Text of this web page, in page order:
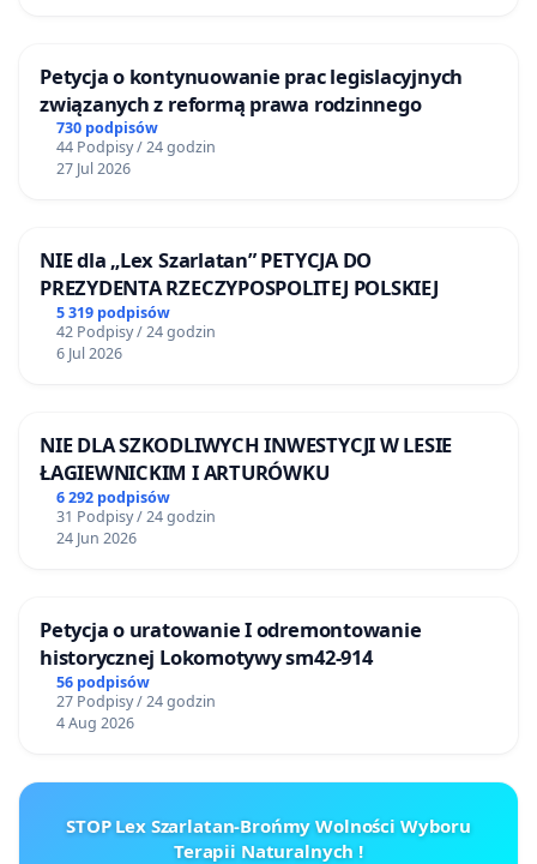
Petycja o kontynuowanie prac legislacyjnych
związanych z reformą prawa rodzinnego
730 podpisów
44 Podpisy / 24 godzin
27 Jul 2026
NIE dla „Lex Szarlatan” PETYCJA DO
PREZYDENTA RZECZYPOSPOLITEJ POLSKIEJ
5 319 podpisów
42 Podpisy / 24 godzin
6 Jul 2026
NIE DLA SZKODLIWYCH INWESTYCJI W LESIE
ŁAGIEWNICKIM I ARTURÓWKU
6 292 podpisów
31 Podpisy / 24 godzin
24 Jun 2026
Petycja o uratowanie I odremontowanie
historycznej Lokomotywy sm42-914
56 podpisów
27 Podpisy / 24 godzin
4 Aug 2026
STOP Lex Szarlatan-Brońmy Wolności Wyboru
Terapii Naturalnych !